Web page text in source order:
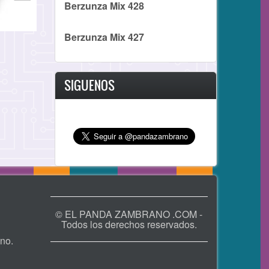
Berzunza Mix 428
Berzunza Mix 427
SIGUENOS
© EL PANDA ZAMBRANO .COM -
Todos los derechos reservados.